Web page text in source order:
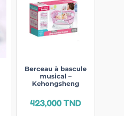
Berceau à bascule
musical –
Kehongsheng
423,000TND